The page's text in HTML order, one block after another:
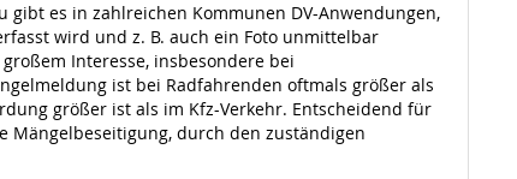
es in zahlreichen Kommunen DV-Anwendungen,
wird und z. B. auch ein Foto unmittelbar
Interesse, insbesondere bei
ist bei Radfahrenden oftmals größer als
größer ist als im Kfz-Verkehr. Entscheidend für
Mängelbeseitigung, durch den zuständigen